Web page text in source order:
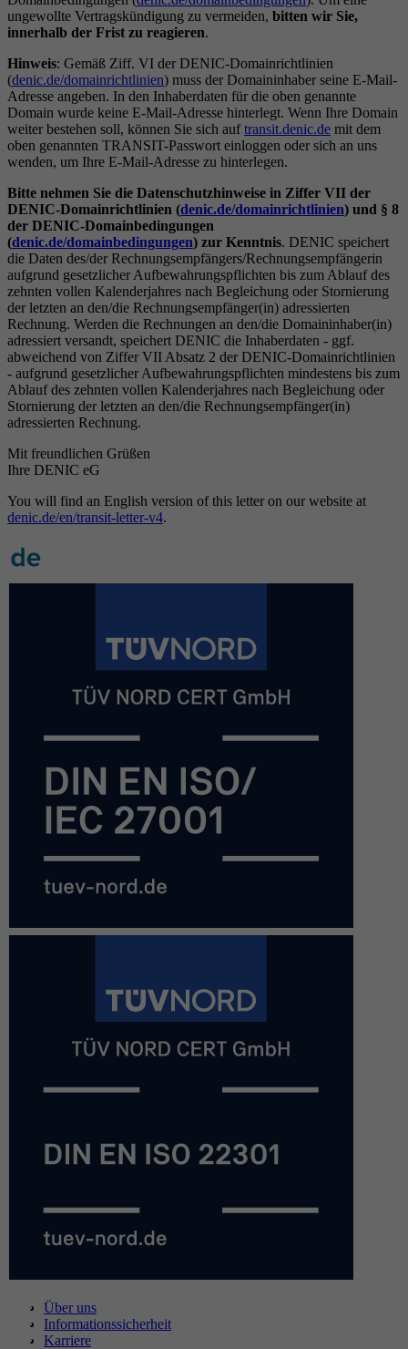
ungewollte Vertragskündigung zu vermeiden, bitten wir Sie,
innerhalb der Frist zu reagieren.
Hinweis: Gemäß Ziff. VI der DENIC-Domainrichtlinien
(denic.de/domainrichtlinien) muss der Domaininhaber seine E-Mail-
Adresse angeben. In den Inhaberdaten für die oben genannte
Domain wurde keine E-Mail-Adresse hinterlegt. Wenn Ihre Domain
weiter bestehen soll, können Sie sich auftransit.denic.de mit dem
oben genannten TRANSIT-Passwort einloggen oder sich an uns
wenden, um Ihre E-Mail-Adresse zu hinterlegen.
Bitte nehmen Sie die Datenschutzhinweise in Ziffer VII der
DENIC-Domainrichtlinien (denic.de/domainrichtlinien) und § 8
der DENIC-Domainbedingungen
(denic.de/domainbedingungen) zur Kenntnis. DENIC speichert
die Daten des/der Rechnungsempfängers/Rechnungsempfängerin
aufgrund gesetzlicher Aufbewahrungspflichten bis zum Ablauf des
zehnten vollen Kalenderjahres nach Begleichung oder Stornierung
der letzten an den/die Rechnungsempfänger(in) adressierten
Rechnung. Werden die Rechnungen an den/die Domaininhaber(in)
adressiert versandt, speichert DENIC die Inhaberdaten - ggf.
abweichend von Ziffer VII Absatz 2 der DENIC-Domainrichtlinien
- aufgrund gesetzlicher Aufbewahrungspflichten mindestens bis zum
Ablauf des zehnten vollen Kalenderjahres nach Begleichung oder
Stornierung der letzten an den/die Rechnungsempfänger(in)
adressierten Rechnung.
Mit freundlichen Grüßen
Ihre DENIC eG
You will find an English version of this letter on our website at
denic.de/en/transit-letter-v4.
Über uns
Informationssicherheit
Karriere